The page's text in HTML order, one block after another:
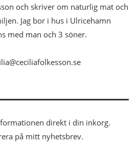
och skriver om naturlig mat och
Jag bor i hus i Ulricehamn
med man och 3 söner.
direkt i din inkorg.
på mitt nyhetsbrev.